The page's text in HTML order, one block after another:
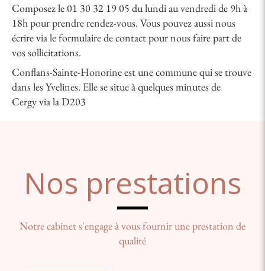
Composez le 01 30 32 19 05 du lundi au vendredi de 9h à
18h pour prendre rendez-vous. Vous pouvez aussi nous
écrire via le formulaire de contact pour nous faire part de
vos sollicitations.
Conflans-Sainte-Honorine est une commune qui se trouve
dans les Yvelines. Elle se situe à quelques minutes de
Cergy via la D203
Nos prestations
Notre cabinet s'engage à vous fournir une prestation de
qualité